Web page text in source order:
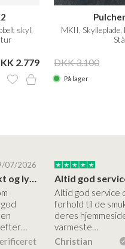
skyl,
2.779
MKII,
DKK 3.100
På lager
07/2026
Meget flot produkt og lynhurtigt levering
efter…
Altid god service
forhold til de
deres
varmeste…
Christian